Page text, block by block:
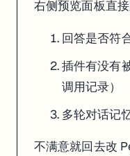
右侧预览面板直
回答是否符
插件有没有
调用记录）
多轮对话记
不满意就回去改